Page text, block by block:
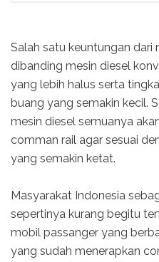
Salah satu keuntungan dari
dibanding mesin diesel
yang lebih halus serta
buang yang semakin kecil.
mesin diesel semuanya
comman rail agar sesuai
yang semakin ketat.
Masyarakat Indonesia
sepertinya kurang begitu
mobil passanger yang
yang sudah menerapkan